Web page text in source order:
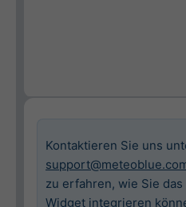
Kontaktieren Sie uns
zu erfahren, wie Sie das
Widget integrieren